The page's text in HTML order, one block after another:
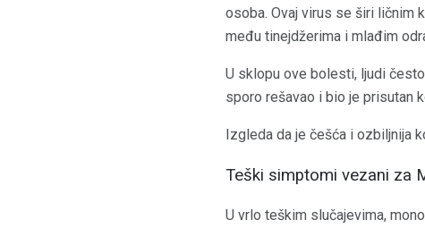
osoba. Ovaj virus se širi ličnim
među tinejdžerima i mlađim
U sklopu ove bolesti, ljudi
sporo rešavao i bio je prisutan
Izgleda da je češća i ozbiljnija
Teški simptomi vezani za
U vrlo teškim slučajevima,